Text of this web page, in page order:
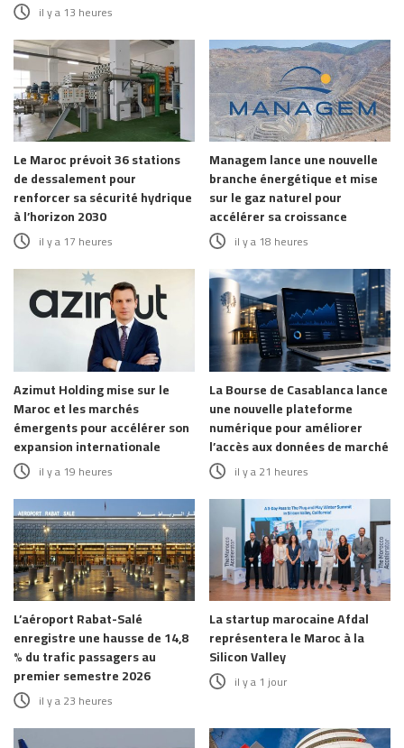
il y a 13 heures
Le Maroc prévoit 36 stations
de dessalement pour
renforcer sa sécurité hydrique
à l’horizon 2030
il y a 17 heures
Managem lance une nouvelle
branche énergétique et mise
sur le gaz naturel pour
accélérer sa croissance
il y a 18 heures
Azimut Holding mise sur le
Maroc et les marchés
émergents pour accélérer son
expansion internationale
il y a 19 heures
La Bourse de Casablanca lance
une nouvelle plateforme
numérique pour améliorer
l’accès aux données de marché
il y a 21 heures
L’aéroport Rabat-Salé
enregistre une hausse de 14,8
% du trafic passagers au
premier semestre 2026
il y a 23 heures
La startup marocaine Afdal
représentera le Maroc à la
Silicon Valley
il y a 1 jour